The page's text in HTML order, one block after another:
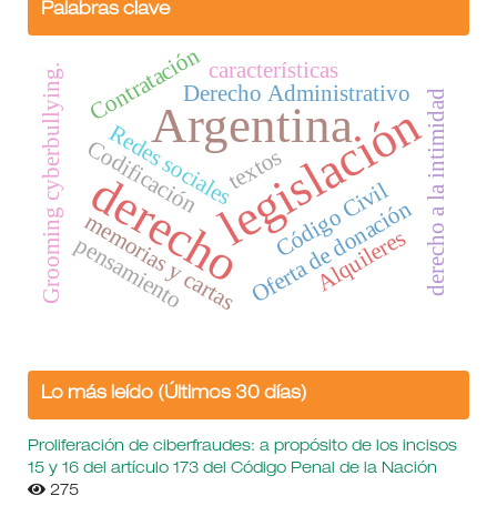
Palabras clave
legislación
Argentina
derecho
memorias y cartas
pensamiento
Redes sociales derecho a la intimidad
Grooming cyberbullying. Código Civil
Oferta de donación
Codificación
Alquileres
ContrataciónDerecho Administrativo
características
textos
Lo más leído (Últimos 30 días)
Proliferación de ciberfraudes: a propósito de los incisos
15 y 16 del artículo 173 del Código Penal de la Nación
275